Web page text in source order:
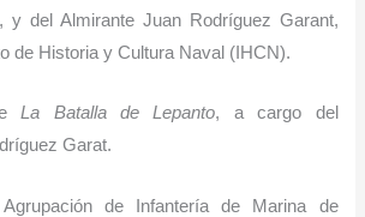
y del Almirante Juan Rodríguez Garant,
de Historia y Cultura Naval (IHCN).
La Batalla de Lepanto, a cargo del
Garat.
de Infantería de Marina de